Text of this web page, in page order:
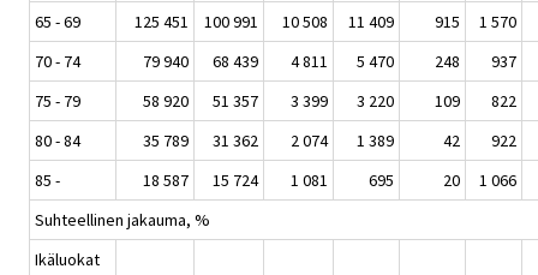
65 - 69
125 451 100 991 10 508 11 409 915
1 570
70 - 74
79 940 68 439 4 811 5 470 248
937
75 - 79
58 920 51 357 3 399 3 220 109
822
80 - 84
35 789 31 362 2 074 1 389 42
922
85 -
18 587 15 724 1 081 695 20
1 066
Suhteellinen jakauma, %
Ikäluokat